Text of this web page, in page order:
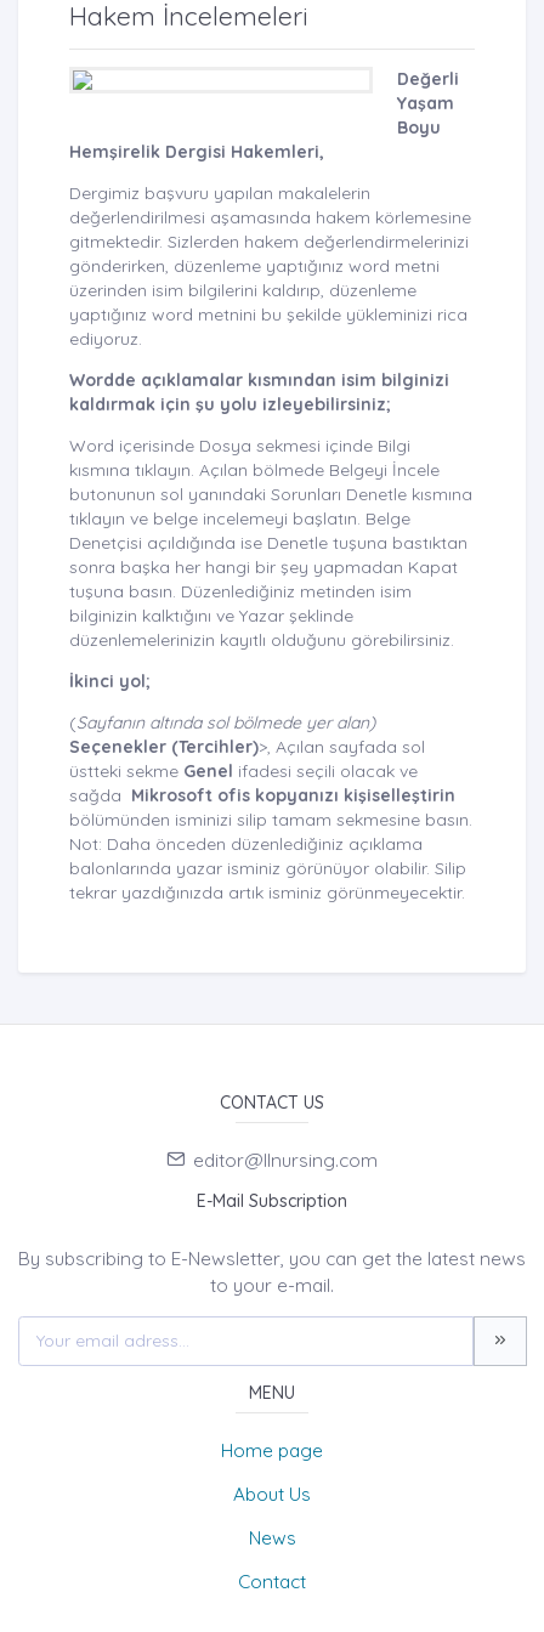
Hakem İncelemeleri
Değerli
Yaşam
Boyu
Hemşirelik Dergisi Hakemleri,
Dergimiz başvuru yapılan makalelerin
değerlendirilmesi aşamasında hakem körlemesine
gitmektedir. Sizlerden hakem değerlendirmelerinizi
gönderirken, düzenleme yaptığınız word metni
üzerinden isim bilgilerini kaldırıp, düzenleme
yaptığınız word metnini bu şekilde yükleminizi rica
ediyoruz.
Wordde açıklamalar kısmından isim bilginizi
kaldırmak için şu yolu izleyebilirsiniz;
Word içerisinde Dosya sekmesi içinde Bilgi
kısmına tıklayın. Açılan bölmede Belgeyi İncele
butonunun sol yanındaki Sorunları Denetle kısmına
tıklayın ve belge incelemeyi başlatın. Belge
Denetçisi açıldığında ise Denetle tuşuna bastıktan
sonra başka her hangi bir şey yapmadan Kapat
tuşuna basın. Düzenlediğiniz metinden isim
bilginizin kalktığını ve Yazar şeklinde
düzenlemelerinizin kayıtlı olduğunu görebilirsiniz.
İkinci yol;
(Sayfanın altında sol bölmede yer alan)
Seçenekler (Tercihler)>, Açılan sayfada sol
üstteki sekme Genel ifadesi seçili olacak ve
sağda Mikrosoft ofis kopyanızı kişiselleştirin
bölümünden isminizi silip tamam sekmesine basın.
Not: Daha önceden düzenlediğiniz açıklama
balonlarında yazar isminiz görünüyor olabilir. Silip
tekrar yazdığınızda artık isminiz görünmeyecektir.
CONTACT US
editor@llnursing.com
E-Mail Subscription
By subscribing to E-Newsletter, you can get the latest news
to your e-mail.
MENU
Home page
About Us
News
Contact